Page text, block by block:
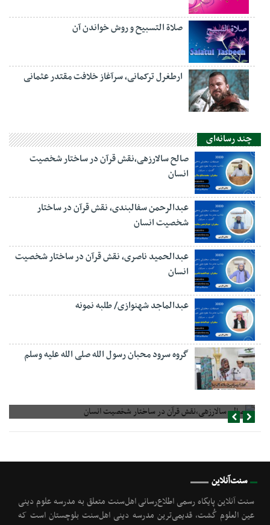
صلاة التسبيح و روش خواندن آن
ارطغرل ترکمانی، سرآغاز خلافت مقتدر عثمانی
چند رسانه‌ای
صالح سالارزهی،‌نقش قرآن در ساختار شخصیت
انسان
عبدالرحمن سفالبندی، نقش قرآن در ساختار
شخصیت انسان
عبدالحمید ناصری، نقش قرآن در ساختار شخصیت
انسان
عبدالماجد شهنوازی/ طلبه نمونه
گروه سرود محبان رسول الله صلی الله علیه وسلم
صالح سالارزهی،‌نقش قرآن در ساختار شخصیت انسان
سنت‌آنلاین
سنت آنلاین پایگاه رسمی اطلاع‌رسانی اهل‌سنت متعلق به مدرسه علوم دینی
عین العلوم گُشت, قدیمی‌ترین مدرسه دینی اهل‌سنت بلوچستان است که